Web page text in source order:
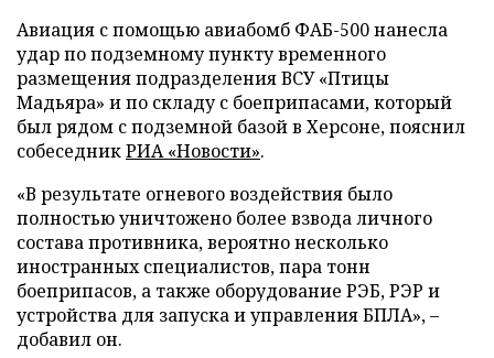
Авиация с помощью авиабомб ФАБ-500 нанесла
удар по подземному пункту временного
размещения подразделения ВСУ «Птицы
Мадьяра» и по складу с боеприпасами, который
был рядом с подземной базой в Херсоне, пояснил
собеседникРИА «Новости».
«В результате огневого воздействия было
полностью уничтожено более взвода личного
состава противника, вероятно несколько
иностранных специалистов, пара тонн
боеприпасов, а также оборудование РЭБ, РЭР и
устройства для запуска и управления БПЛА», –
добавил он.